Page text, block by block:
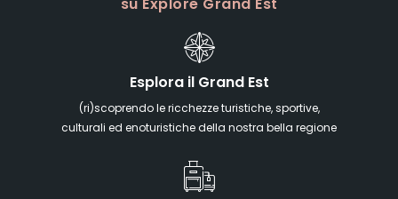
su Explore Grand Est
Esplora il Grand Est
(ri)scoprendo le ricchezze turistiche, sportive,
culturali ed enoturistiche della nostra bella regione